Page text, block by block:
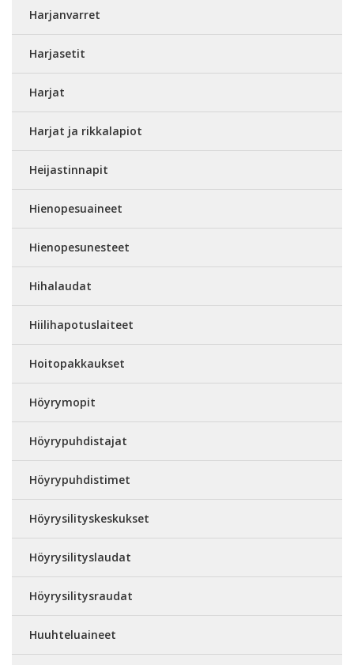
Harjanvarret
Harjasetit
Harjat
Harjat ja rikkalapiot
Heijastinnapit
Hienopesuaineet
Hienopesunesteet
Hihalaudat
Hiilihapotuslaiteet
Hoitopakkaukset
Höyrymopit
Höyrypuhdistajat
Höyrypuhdistimet
Höyrysilityskeskukset
Höyrysilityslaudat
Höyrysilitysraudat
Huuhteluaineet